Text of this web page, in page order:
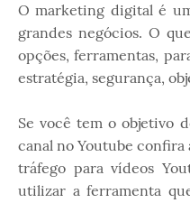
O marketing digital é
grandes negócios. O
opções, ferramentas,
estratégia, segurança,
Se você tem o objetivo
canal no Youtube
tráfego para vídeos
utilizar a ferramenta